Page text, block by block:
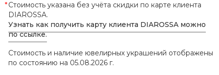
*Стоимость указана без учёта скидки по карте клиента
DIAROSSA.
Узнать как получить карту клиента DIAROSSA можно
по ссылке.
Стоимость и наличие ювелирных украшений отображены
по состоянию на 05.08.2026 г.